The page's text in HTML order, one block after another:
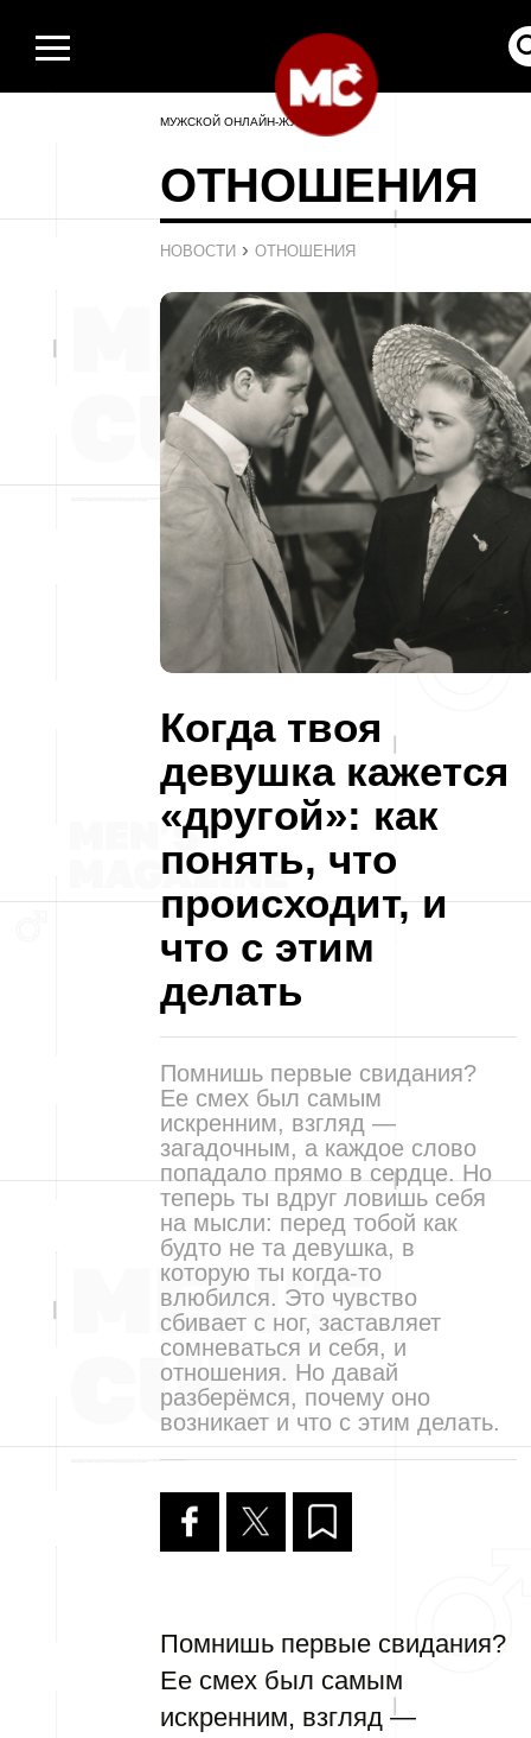
МУЖСКОЙ ОНЛАЙН-ЖУРНАЛ
ОТНОШЕНИЯ
НОВОСТИ › ОТНОШЕНИЯ
Когда твоя
девушка кажется
«другой»: как
понять, что
происходит, и
что с этим
делать
Помнишь первые свидания?
Ее смех был самым
искренним, взгляд —
загадочным, а каждое слово
попадало прямо в сердце. Но
теперь ты вдруг ловишь себя
на мысли: перед тобой как
будто не та девушка, в
которую ты когда-то
влюбился. Это чувство
сбивает с ног, заставляет
сомневаться и себя, и
отношения. Но давай
разберёмся, почему оно
возникает и что с этим делать.
Помнишь первые свидания?
Ее смех был самым
искренним, взгляд —